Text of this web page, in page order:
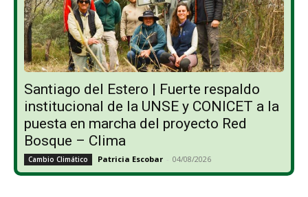
Santiago del Estero | Fuerte respaldo
institucional de la UNSE y CONICET a la
puesta en marcha del proyecto Red
Bosque – Clima
Cambio Climático Patricia Escobar - 04/08/2026